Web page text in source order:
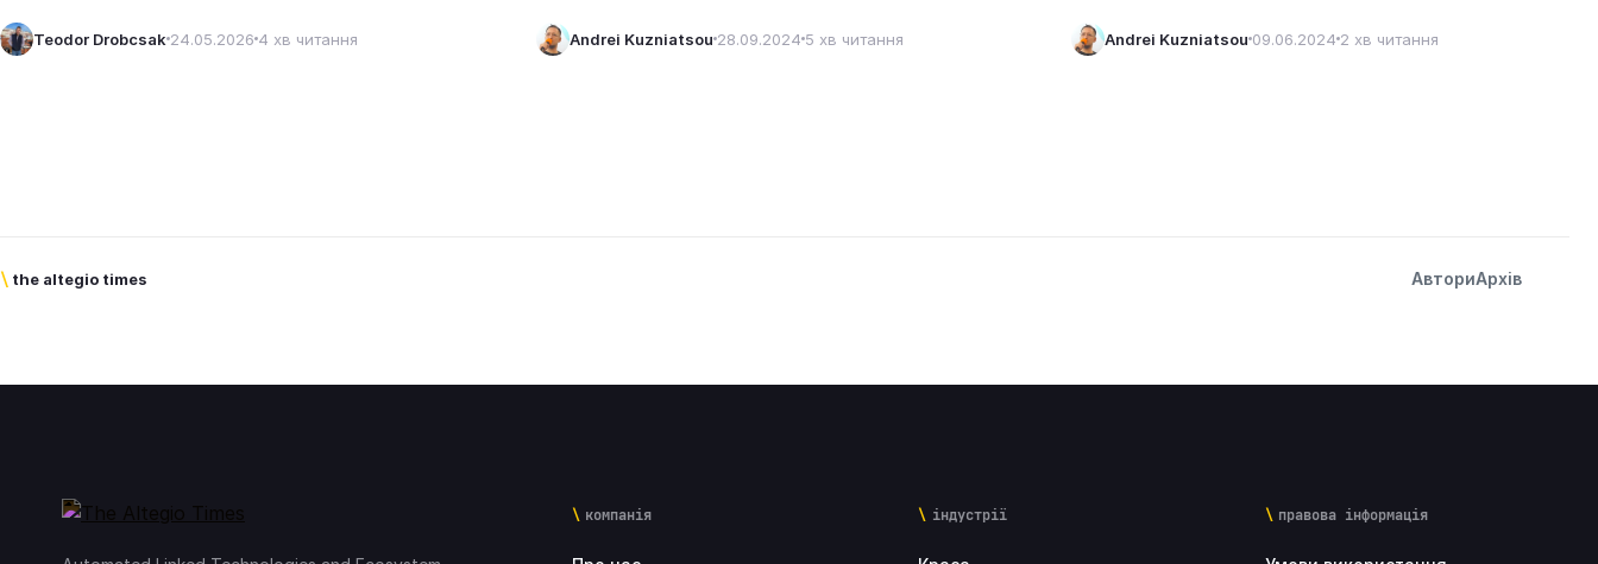
Teodor Drobcsak 24.05.2026 4 хв читання Andrei Kuzniatsou 28.09.2024 5 хв читання
над…Andrei Kuzniatsou 09.06.2024 2 хв читання
\ the altegio times АвториАрхів
компанія індустрії правова інформація